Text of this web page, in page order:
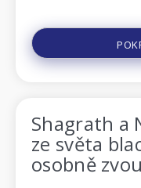
Shagrath a
ze světa
osobně zvou